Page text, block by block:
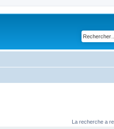
La recherche a